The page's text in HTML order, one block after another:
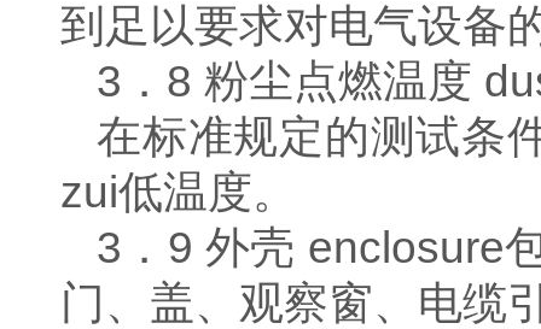
到足以要求对电气设备
3．8 粉尘点燃温度
在标准规定的测试条
zui低温度。
3．9 外壳 enclosure
门、盖、观察窗、电缆